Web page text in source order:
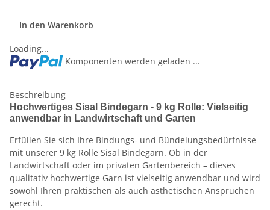
In den Warenkorb
Loading...
Komponenten werden geladen ...
Beschreibung
Hochwertiges Sisal Bindegarn - 9 kg Rolle: Vielseitig
anwendbar in Landwirtschaft und Garten
Erfüllen Sie sich Ihre Bindungs- und Bündelungsbedürfnisse
mit unserer 9 kg Rolle Sisal Bindegarn. Ob in der
Landwirtschaft oder im privaten Gartenbereich – dieses
qualitativ hochwertige Garn ist vielseitig anwendbar und wird
sowohl Ihren praktischen als auch ästhetischen Ansprüchen
gerecht.